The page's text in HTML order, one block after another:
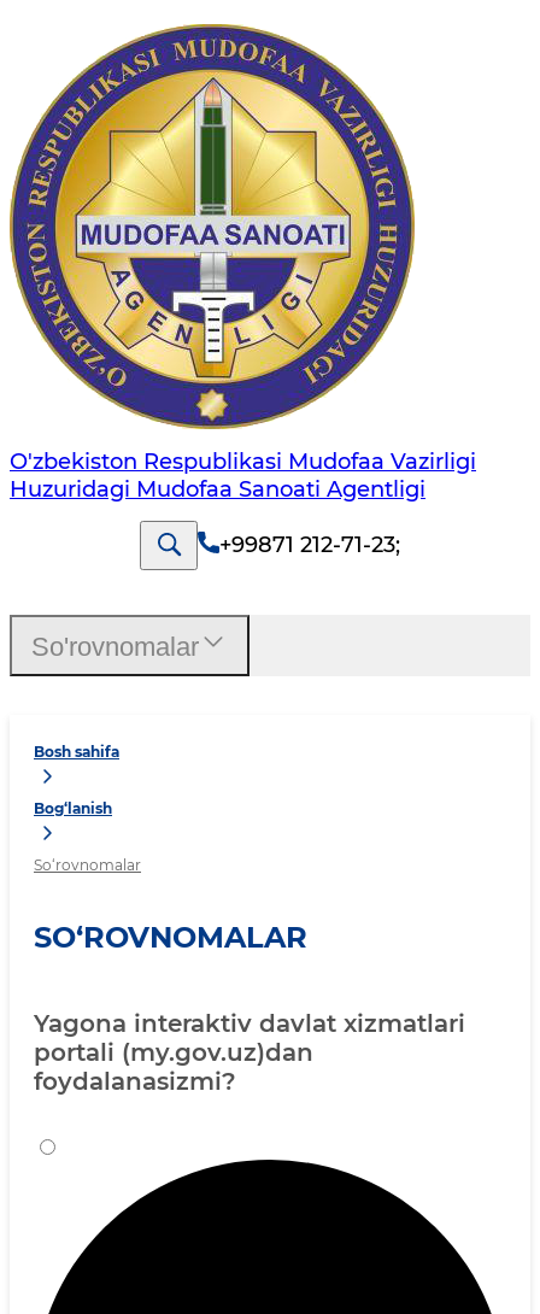
O'zbekiston Respublikasi Mudofaa Vazirligi
Huzuridagi Mudofaa Sanoati Agentligi
+99871 212-71-23;
Bosh sahifa
Bog‘lanish
So‘rovnomalar
SO‘ROVNOMALAR
Yagona interaktiv davlat xizmatlari
portali (my.gov.uz)dan
foydalanasizmi?
So'rovnomalar